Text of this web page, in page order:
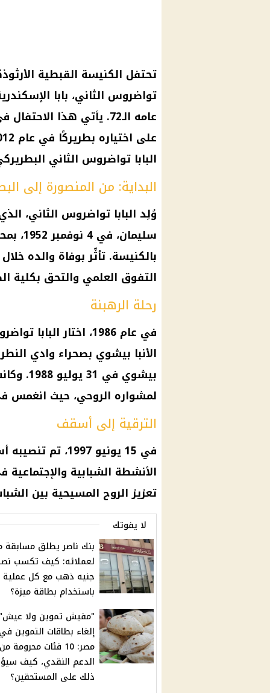
تواضروس الثاني، بابا
البابا تواضروس الثاني
البداية: من المنصورة إلى
وُلِد البابا تواضروس الثاني،
بالكنيسة. تأثّر بوفاة والده
التفوق العلمي والتحق بكلية
رحلة الرهبنة
في عام 1986، اختار
الأنبا بيشوي بصحراء وادي
بيشوي
لمشواره الروحي، حيث انغمس
الترقية إلى أسقف
في 15 يونيو
الأنشطة الشبابية
تعزيز الروح المسيحية بين
لا يفوتك
بنك ناصر يطلق مسابقة
لعملائه: كيف تكسب
جنيه ذهب مع كل عملية
باستخدام بطاقة ميزة؟
"مفيش تموين ولا
إلغاء بطاقات التموين
مصر: 10 فئات محرومة من
الدعم النقدي، كيف
ذلك على المستحقين؟